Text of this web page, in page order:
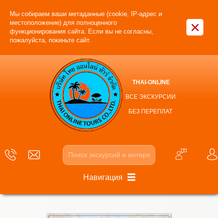
Мы собираем ваши метаданные (cookie, IP-адрес и
местоположение) для полноценного
функционирования сайта. Если вы не согласны,
пожалуйста, покиньте сайт.
×
THAI-ONLINE
ВСЕ ЭКСКУРСИИ
БЕЗ ПЕРЕПЛАТ
Навигация